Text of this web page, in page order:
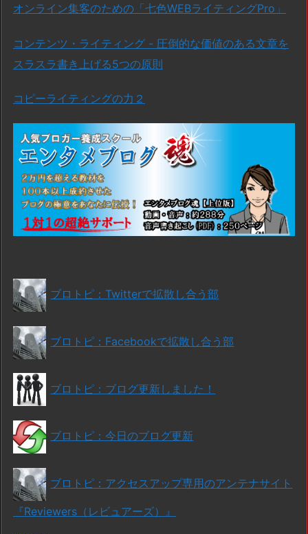
オンライン集客のための「七色WEBライティングPro」
コンテンツ・ライティング - 圧倒的な価値のある文章を
スラスラ書き上げる5つの原則
コピーライティングの力２
ブロトピ：Twitterで拡散し合う部
ブロトピ：Facebookで拡散し合う部
ブロトピ：ブログ更新しました！
ブロトピ：今日のブログ更新
ブロトピ：アクセスアップ専用のアンテナサイト
『Reviewers（レビュアーズ）』